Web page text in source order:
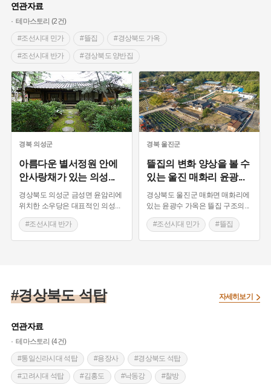
연관자료
테마스토리 (2건)
#조선시대 민가
#뜰집 #경상북도 가옥
#조선시대 반가 #경상북도 양반집
#의성 가볼만한곳
경북의성군
아름다운 별서정원 안에
안사랑채가 있는 의성...
경상북도 의성군 금성면 윤암리에
위치한 소우당은 대표적인 의성
#조선시대 반가
#경상북도 가옥
경북 울진군
뜰집의 변화 양상을 볼 수
있는 울진 매화리 윤광...
경상북도 울진군 매화면 매화리에
있는 윤광수 가옥은 뜰집 구조의
#조선시대 민가 #뜰집
#경상북도 가옥
#경상북도 석탑
연관자료
테마스토리 (4건)
#통일신라시대 석탑
#용장사 #경상북도 석탑
#고려시대 석탑 #김홍도 #낙동강 #찰방
자세히보기